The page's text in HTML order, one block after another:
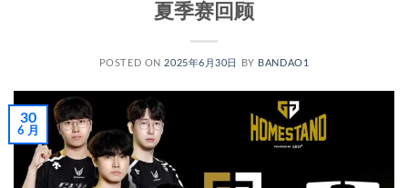
夏季赛回顾
POSTED ON 2025年6月30日 BY BANDAO1
30
6 月